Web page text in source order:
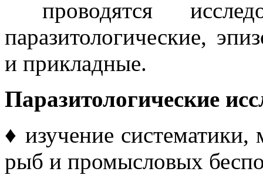
проводятся
паразитологические,
и прикладные.
Паразитологические
♦ изучение
рыб и промысловых